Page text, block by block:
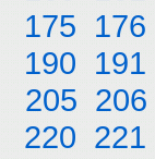
175 176
190 191
205 206
220 221